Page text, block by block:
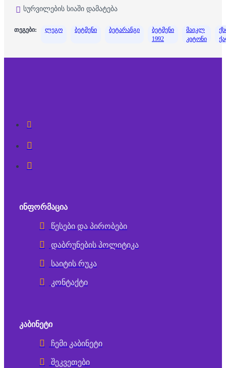
სურვილების სიაში დამატება
თეგები: ლეგო ბეტმენი ბეტარანგი
ბეტმენი
1992
მაიკლ
კიტონი
ᲘᲜᲤᲝᲠᲛᲐᲪᲘᲐ
წესები და პირობები
დაბრუნების პოლიტიკა
საიტის რუკა
კონტაქტი
ᲙᲐᲑᲘᲜᲔᲢᲘ
ჩემი კაბინეტი
შეკვეთები